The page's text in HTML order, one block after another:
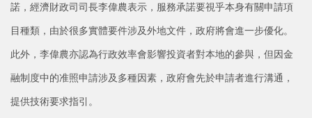
諾，經濟財政司司長李偉農表示，服務承諾要視乎本身有關申請項
目種類，由於很多實體要件涉及外地文件，政府將會進一步優化。
此外，李偉農亦認為行政效率會影響投資者對本地的參與，但因金
融制度中的准照申請涉及多種因素，政府會先於申請者進行溝通，
提供技術要求指引。